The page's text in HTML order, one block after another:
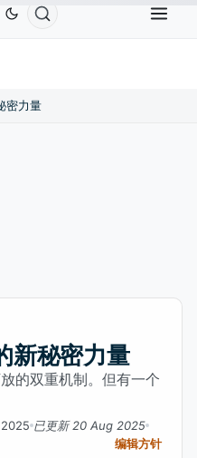
TetherUSDT ↑0.00%
密力量
新秘密力量
的双重机制。但有一个
已更新 20 Aug 2025
编辑方针